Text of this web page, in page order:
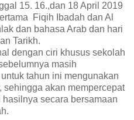
15. 16.,dan 18 April 2019
Fiqih Ibadah dan Al
dan bahasa Arab dan hari
Tarikh.
dengan ciri khusus sekolah
masih
tahun ini mengunakan
sehingga akan mempercepat
secara bersamaan